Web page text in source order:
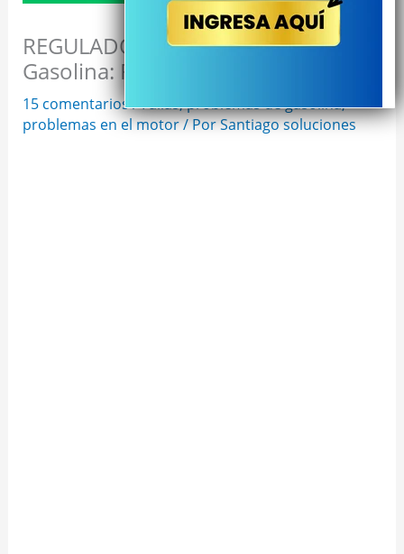
REGULADOR de Presión de
Gasolina: Fallas con Solución
15 comentarios/Fallas,problemas de gasolina,
problemas en el motor/ PorSantiago soluciones